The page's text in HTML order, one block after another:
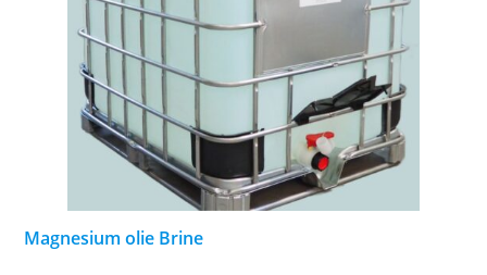
Magnesium olie Brine